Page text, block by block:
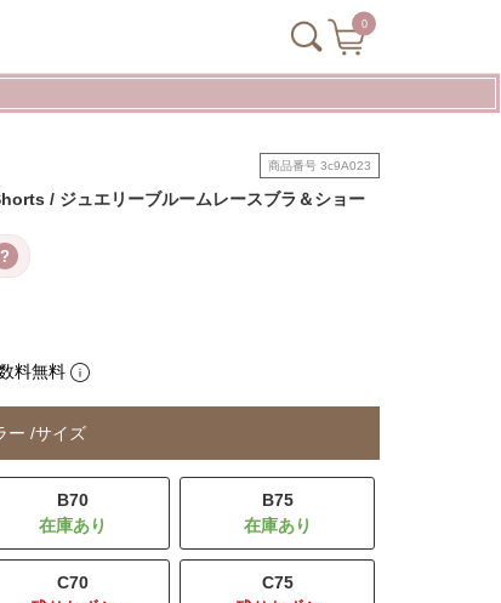
0
商品番号 3c9A023
/ ジュエリーブルームレースブラ＆ショー
?
料無料
ー サイズ
B70 B75
C70
C75